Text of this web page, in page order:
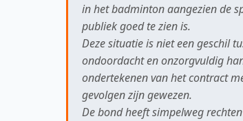
in het badminton aangezien de
publiek goed te zien is.
Deze situatie is niet een geschil
ondoordacht en onzorgvuldig
ondertekenen van het contract
gevolgen zijn gewezen.
De bond heeft simpelweg